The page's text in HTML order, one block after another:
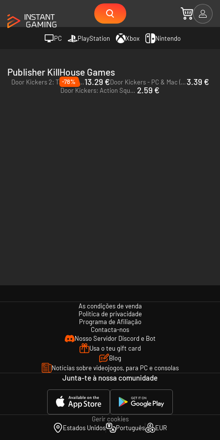
PC PlayStation Xbox Nintendo
Publisher KillHouse Games
Door Kickers 2: Task Force North - PC (Steam)13.29 € Door Kickers - PC & Mac (Steam)3.39 €
-78%
Door Kickers: Action Squad - PC (Steam) 2.59 €
As condições de venda
Política de privacidade
Programa de Afiliação
Contacta-nos
Nosso Servidor Discord e Bot
Usa o teu gift card
Blog
Notícias sobre videojogos, para PC e consolas
Junta-te à nossa comunidade
Gerir cookies
Estados Unidos
Português EUR